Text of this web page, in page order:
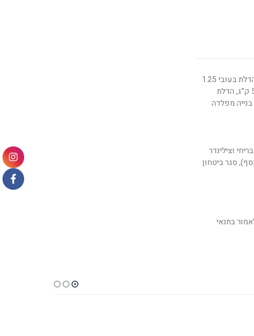
דלת פלדה מגולוונת בגמר צבע ממניפת הגוונים, צירי פייפ או צירי HEAVY DUTY סמויים בתוספת תשלום. הדלת בעובי 1.25
מ”מ עם חיזוקי פלדה אורך ורוחב פנימיים בעלת הפחתת רעש DB30 עובי דלת 50 מ”מ • משקל הדלת כ- 50 ק”ג, הדלת
מפלדה
וצילינדר
סגר ביטחון
בתנאי